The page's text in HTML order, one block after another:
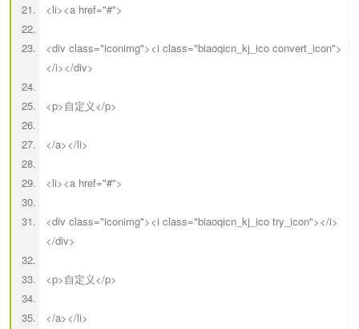
<li><a href="#">
<div class="iconimg"><i class="biaoqicn_kj_ico convert_icon">
</i></div>
<p>自定义</p>
</a></li>
<li><a href="#">
<div class="iconimg"><i class="biaoqicn_kj_ico try_icon"></i>
</div>
<p>自定义</p>
</a></li>